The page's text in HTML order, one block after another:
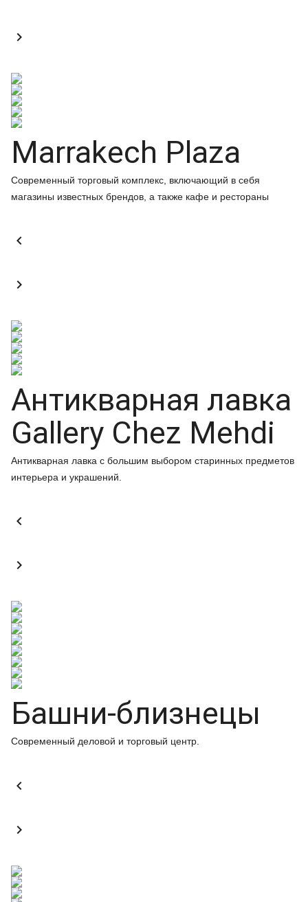

Marrakech Plaza
Современный торговый комплекс, включающий в себя
магазины известных брендов, а также кафе и рестораны


Антикварная лавка
Gallery Chez Mehdi
Антикварная лавка с большим выбором старинных предметов
интерьера и украшений.


Башни-близнецы
Современный деловой и торговый центр.

